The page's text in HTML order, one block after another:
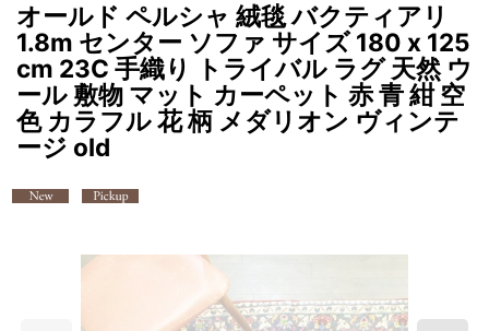
オールド ペルシャ 絨毯 バクティアリ
1.8m センター ソファ サイズ 180 x 125
cm 23C 手織り トライバル ラグ 天然 ウ
ール 敷物 マット カーペット 赤 青 紺 空
色 カラフル 花 柄 メダリオン ヴィンテ
ージ old